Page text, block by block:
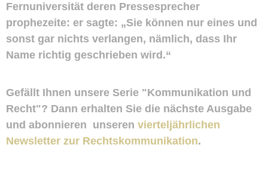
Fernuniversität deren Pressesprecher
prophezeite: er sagte: „Sie können nur eines und
sonst gar nichts verlangen, nämlich, dass Ihr
Name richtig geschrieben wird.“
Gefällt Ihnen unsere Serie "Kommunikation und
Recht"? Dann erhalten Sie die nächste Ausgabe
und abonnieren unseren vierteljährlichen
Newsletter zur Rechtskommunikation.